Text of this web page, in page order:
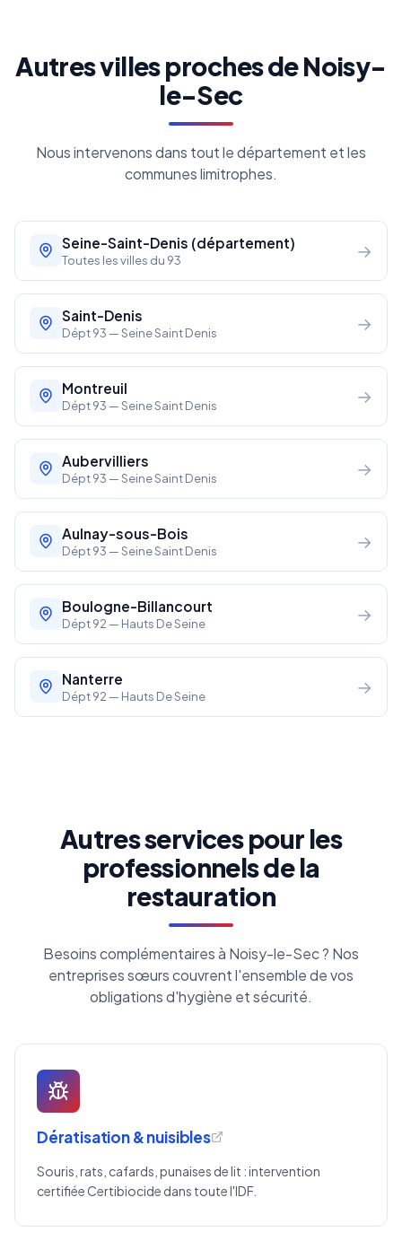
Autres villes proches de Noisy-
le-Sec
Nous intervenons dans tout le département et les
communes limitrophes.
Seine-Saint-Denis (département)
Toutes les villes du 93 →
Saint-Denis
Dépt 93 — Seine Saint Denis →
Montreuil
Dépt 93 — Seine Saint Denis →
Aubervilliers
Dépt 93 — Seine Saint Denis →
Aulnay-sous-Bois
Dépt 93 — Seine Saint Denis →
Boulogne-Billancourt
Dépt 92 — Hauts De Seine →
Nanterre
Dépt 92 — Hauts De Seine →
Autres services pour les
professionnels de la
restauration
Besoins complémentaires à Noisy-le-Sec ? Nos
entreprises sœurs couvrent l'ensemble de vos
obligations d'hygiène et sécurité.
Dératisation & nuisibles
Souris, rats, cafards, punaises de lit : intervention
certifiée Certibiocide dans toute l'IDF.